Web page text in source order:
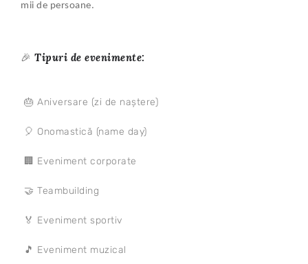
mii de persoane.
🎉 Tipuri de evenimente:
🎂 Aniversare (zi de naștere)
🎈 Onomastică (name day)
🏢 Eveniment corporate
🤝 Teambuilding
🏅 Eveniment sportiv
🎵 Eveniment muzical